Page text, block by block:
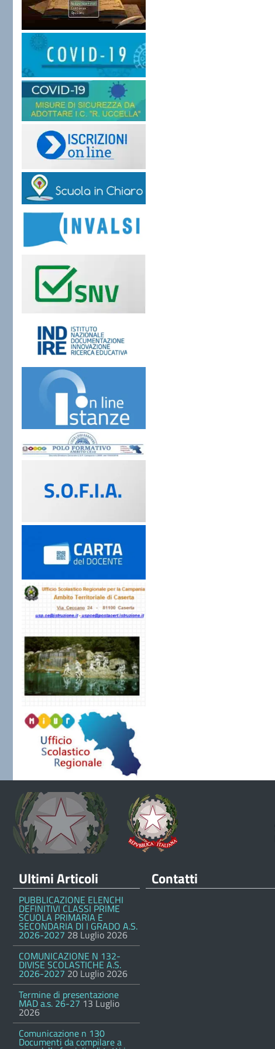
Ultimi Articoli
PUBBLICAZIONE ELENCHI
DEFINITIVI CLASSI PRIME
SCUOLA PRIMARIA E
SECONDARIA DI I GRADO A.S.
2026-2027 28 Luglio 2026
COMUNICAZIONE N 132-
DIVISE SCOLASTICHE A.S.
2026-2027 20 Luglio 2026
Termine di presentazione
MAD a.s. 26-27 13 Luglio
2026
Comunicazione n 130
Documenti da compilare a
Contatti